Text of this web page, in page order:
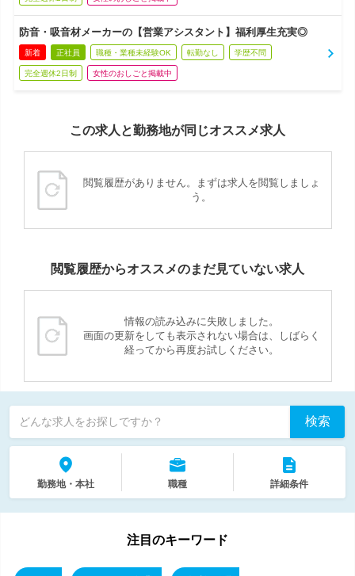
防音・吸音材メーカーの【営業アシスタント】福利厚生充実◎
新着 正社員 職種・業種未経験OK 転勤なし 学歴不問
完全週休2日制 女性のおしごと掲載中
この求人と勤務地が同じオススメ求人
閲覧履歴がありません。まずは求人を閲覧しましょ
う。
閲覧履歴からオススメのまだ見ていない求人
情報の読み込みに失敗しました。
画面の更新をしても表示されない場合は、しばらく
経ってから再度お試しください。
どんな求人をお探しですか？ 検索
勤務地・本社 職種 詳細条件
注目のキーワード